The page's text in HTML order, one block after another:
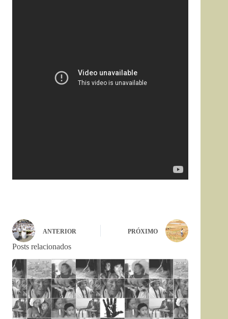
ANTERIOR PRÓXIMO
Posts relacionados